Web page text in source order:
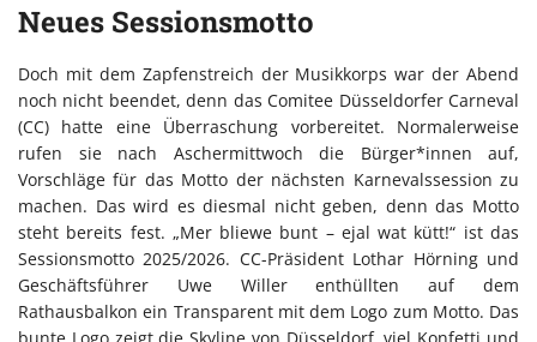
Neues Sessionsmotto
Doch mit dem Zapfenstreich der Musikkorps war der Abend
noch nicht beendet, denn das Comitee Düsseldorfer Carneval
(CC) hatte eine Überraschung vorbereitet. Normalerweise
rufen sie nach Aschermittwoch die Bürger*innen auf,
Vorschläge für das Motto der nächsten Karnevalssession zu
machen. Das wird es diesmal nicht geben, denn das Motto
steht bereits fest. „Mer bliewe bunt – ejal wat kütt!“ ist das
Sessionsmotto 2025/2026. CC-Präsident Lothar Hörning und
Geschäftsführer Uwe Willer enthüllten auf dem
Rathausbalkon ein Transparent mit dem Logo zum Motto. Das